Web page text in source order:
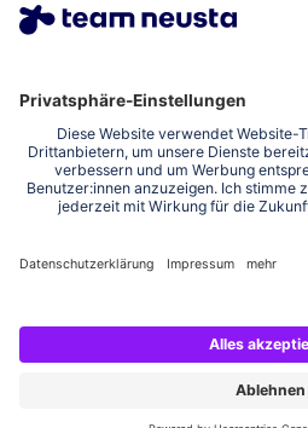
dich und komm zur digital family.
Zum Karriere-Portal
Impressum
Cookie-Einstellungen
Social Media
Instagram